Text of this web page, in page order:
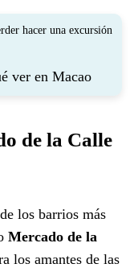
hacer una excursión
ver en Macao
de la Calle
los barrios más
Mercado de la
los amantes de las